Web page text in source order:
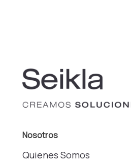
Nosotros
Quienes Somos